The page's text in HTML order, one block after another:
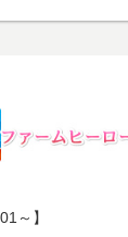
～】